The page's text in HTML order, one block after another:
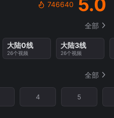
746640
全部
大陆0线
26个视频
大陆3线
26个视频
全部
4 5